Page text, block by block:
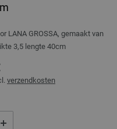
LANA GROSSA, gemaakt van
3,5 lengte 40cm
verzendkosten